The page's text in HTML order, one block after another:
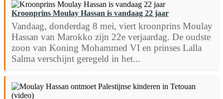
Kroonprins Moulay Hassan is vandaag 22 jaar
Vandaag, donderdag 8 mei, viert kroonprins Moulay
Hassan van Marokko zijn 22e verjaardag. De oudste
zoon van Koning Mohammed VI en prinses Lalla
Salma verschijnt geregeld in het...